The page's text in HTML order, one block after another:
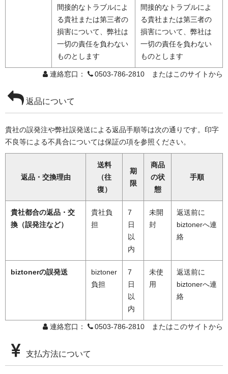
間接的なトラブルによ
る貴社または第三者の
損害について、弊社は
一切の責任を負わない
ものとします
間接的なトラブルによ
る貴社または第三者の
損害について、弊社は
一切の責任を負わない
ものとします
連絡窓口： 0503-786-2810 またはこのサイトから
返品について
貴社の誤発注や弊社誤発送による返品手順等は次の通りです。印字
不良等による不具合については保証の項を参照ください。
返品・交換理由
送料
（往
復）
期
限
商品
の状
態
手順
貴社都合の返品・交
換（誤発注など）
貴社負
担
7
日
以
内
未開
封
返送前に
biztonerへ連
絡
biztonerの誤発送
biztoner
負担
7
日
以
内
未使
用
返送前に
biztonerへ連
絡
連絡窓口： 0503-786-2810 またはこのサイトから
支払方法について